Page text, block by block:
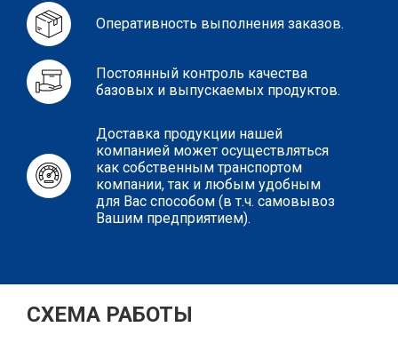
Оперативность выполнения заказов.
Постоянный контроль качества
базовых и выпускаемых продуктов.
Доставка продукции нашей
компанией может осуществляться
как собственным транспортом
компании, так и любым удобным
для Вас способом (в т.ч. самовывоз
Вашим предприятием).
СХЕМА РАБОТЫ